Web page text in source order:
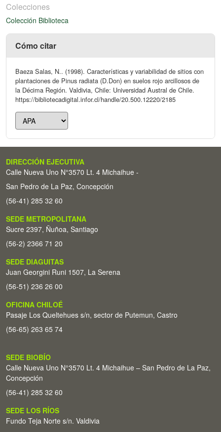
Colecciones
Colección Biblioteca
Cómo citar
Baeza Salas, N.. (1998). Características y variabilidad de sitios con
plantaciones de Pinus radiata (D.Don) en suelos rojo arcillosos de
la Décima Región. Valdivia, Chile: Universidad Austral de Chile.
https://bibliotecadigital.infor.cl/handle/20.500.12220/2185
DIRECCIÓN EJECUTIVA
Calle Nueva Uno N°3570 Lt. 4 Michaihue -
San Pedro de La Paz, Concepción
(56-41) 285 32 60
SEDE METROPOLITANA
Sucre 2397, Ñuñoa, Santiago
(56-2) 2366 71 20
SEDE DIAGUITAS
Juan Georgini Runi 1507, La Serena
(56-51) 236 26 00
OFICINA CHILOÉ
Pasaje Los Queltehues s/n, sector de Putemun, Castro
(56-65) 263 65 74
SEDE BIOBÍO
Calle Nueva Uno N°3570 Lt. 4 Michaihue – San Pedro de La Paz,
Concepción
(56-41) 285 32 60
SEDE LOS RÍOS
Fundo Teja Norte s/n. Valdivia